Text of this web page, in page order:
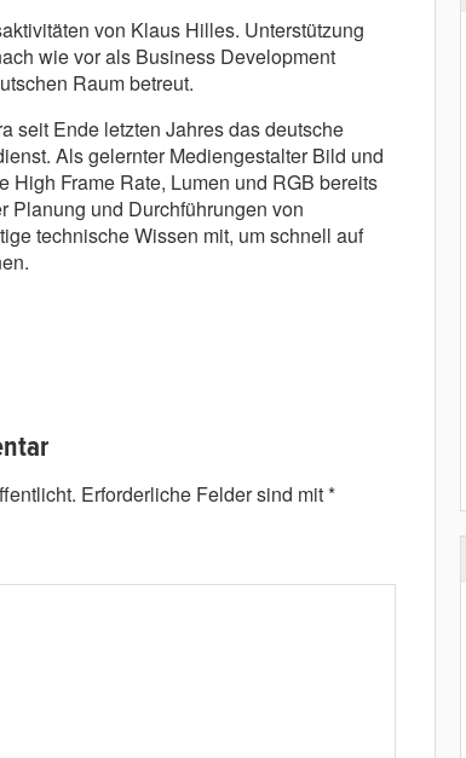
von Klaus Hilles. Unterstützung
wie vor als Business Development
Raum betreut.
seit Ende letzten Jahres das deutsche
Als gelernter Mediengestalter Bild und
High Frame Rate, Lumen und RGB bereits
Planung und Durchführungen von
technische Wissen mit, um schnell auf
Erforderliche Felder sind mit*